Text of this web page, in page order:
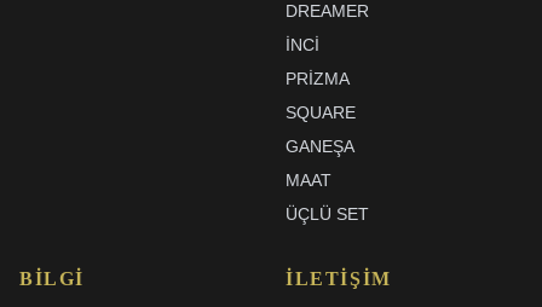
DREAMER
İNCI
PRIZMA
SQUARE
GANEŞA
MAAT
ÜÇLÜ SET
BILGI İLETIŞIM